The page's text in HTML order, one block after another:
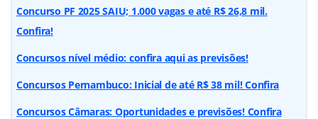
Concurso PF 2025 SAIU; 1.000 vagas e até R$ 26,8 mil.
Confira!
Concursos nível médio: confira aqui as previsões!
Concursos Pernambuco: Inicial de até R$ 38 mil! Confira
Concursos Câmaras: Oportunidades e previsões! Confira